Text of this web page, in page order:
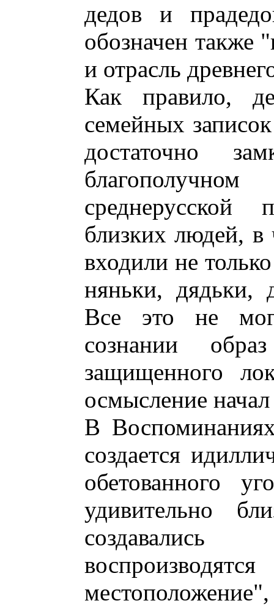
дедов и
обозначен также
и отрасль
Как правило,
семейных
достаточно
близких людей, в
входили не
няньки, дядьки,
Все это не
сознании
защищенного
осмысление
В
создается
обетованного
удивительно
создавались